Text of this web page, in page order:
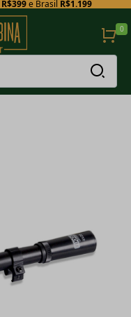
R$399e Brasil R$1.199
0